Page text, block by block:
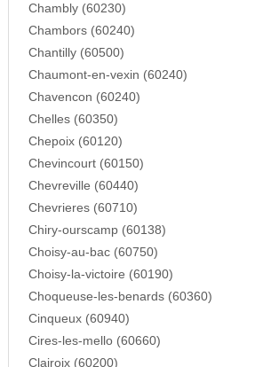
Chambly (60230)
Chambors (60240)
Chantilly (60500)
Chaumont-en-vexin (60240)
Chavencon (60240)
Chelles (60350)
Chepoix (60120)
Chevincourt (60150)
Chevreville (60440)
Chevrieres (60710)
Chiry-ourscamp (60138)
Choisy-au-bac (60750)
Choisy-la-victoire (60190)
Choqueuse-les-benards (60360)
Cinqueux (60940)
Cires-les-mello (60660)
Clairoix (60200)